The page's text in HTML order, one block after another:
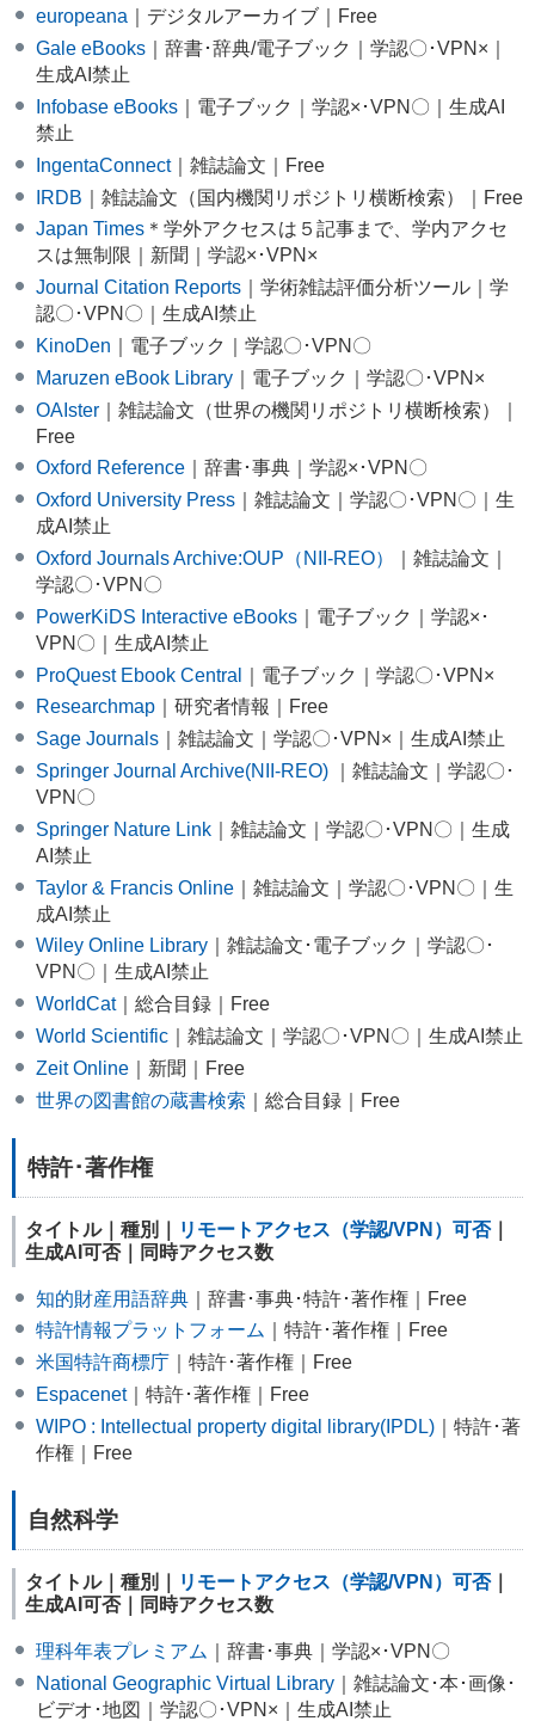
europeana ｜デジタルアーカイブ｜Free
Gale eBooks ｜辞書･辞典/電子ブック｜学認〇･VPN×｜
生成AI禁止
Infobase eBooks ｜電子ブック｜学認×･VPN〇｜生成AI
禁止
IngentaConnect｜雑誌論文｜Free
IRDB ｜雑誌論文（国内機関リポジトリ横断検索）｜Free
Japan Times ＊学外アクセスは５記事まで、学内アクセ
スは無制限｜新聞｜学認×･VPN×
Journal Citation Reports ｜学術雑誌評価分析ツール｜学
認〇･VPN〇｜生成AI禁止
KinoDen ｜電子ブック｜学認〇･VPN〇
Maruzen eBook Library ｜電子ブック｜学認〇･VPN×
OAIster ｜雑誌論文（世界の機関リポジトリ横断検索）｜
Free
Oxford Reference ｜辞書･事典｜学認×･VPN〇
Oxford University Press ｜雑誌論文｜学認〇･VPN〇｜生
成AI禁止
Oxford Journals Archive:OUP（NII-REO）
｜雑誌論文｜
学認〇･VPN〇
PowerKiDS Interactive eBooks ｜電子ブック｜学認×･
VPN〇｜生成AI禁止
ProQuest Ebook Central
｜電子ブック｜学認〇･VPN×
Researchmap ｜研究者情報｜Free
Sage Journals ｜雑誌論文｜学認〇･VPN×｜生成AI禁止
Springer Journal Archive(NII-REO)
｜雑誌論文｜学認〇･
VPN〇
Springer Nature Link ｜雑誌論文｜学認〇･VPN〇｜生成
AI禁止
Taylor & Francis Online ｜雑誌論文｜学認〇･VPN〇｜生
成AI禁止
Wiley Online Library ｜雑誌論文･電子ブック｜学認〇･
VPN〇｜生成AI禁止
WorldCat｜総合目録｜Free
World Scientific ｜雑誌論文｜学認〇･VPN〇｜生成AI禁止
Zeit Online ｜新聞｜Free
世界の図書館の蔵書検索 ｜総合目録｜Free
特許･著作権
タイトル｜種別｜ リモートアクセス（学認/VPN）可否｜
生成AI可否｜同時アクセス数
知的財産用語辞典 ｜辞書･事典･特許･著作権｜Free
特許情報プラットフォーム
｜特許･著作権｜Free
米国特許商標庁 ｜特許･著作権｜Free
Espacenet｜特許･著作権｜Free
WIPO : Intellectual property digital library(IPDL) ｜特許･著
作権｜Free
自然科学
タイトル｜種別｜ リモートアクセス（学認/VPN）可否｜
生成AI可否｜同時アクセス数
理科年表プレミアム
｜辞書･事典｜学認×･VPN〇
National Geographic Virtual Library ｜雑誌論文･本･画像･
ビデオ･地図｜学認〇･VPN×｜生成AI禁止